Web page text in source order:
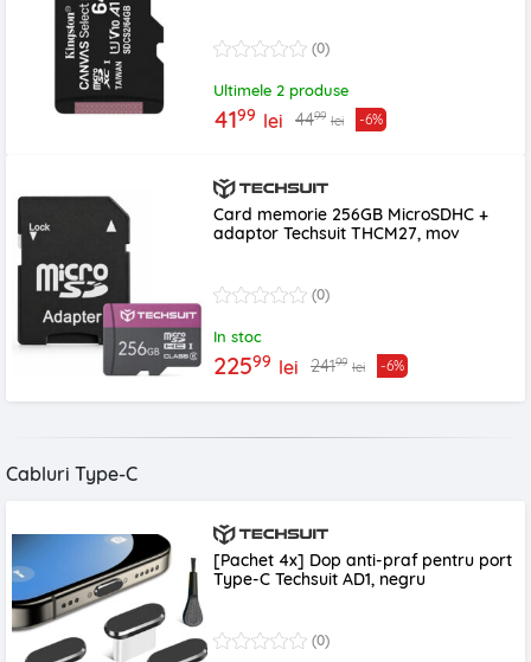
(0)
Ultimele 2 produse
4199 lei 4499 lei -6%
Card memorie 256GB MicroSDHC +
adaptor Techsuit THCM27, mov
(0)
In stoc
22599 lei 24199 lei -6%
Cabluri Type-C
[Pachet 4x] Dop anti-praf pentru port
Type-C Techsuit AD1, negru
(0)